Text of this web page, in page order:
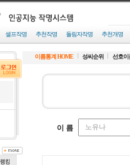
셀프작명 추천작명 돌림자작명 추천개명
이름통계 HOME 성씨순위 선호